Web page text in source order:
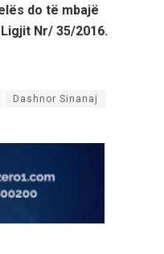
do të mbajë
Nr/ 35/2016.
Dashnor Sinanaj